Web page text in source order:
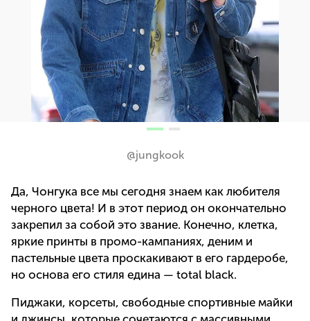
@jungkook
Да, Чонгука все мы сегодня знаем как любителя
черного цвета! И в этот период он окончательно
закрепил за собой это звание. Конечно, клетка,
яркие принты в промо-кампаниях, деним и
пастельные цвета проскакивают в его гардеробе,
но основа его стиля едина — total black.
Пиджаки, корсеты, свободные спортивные майки